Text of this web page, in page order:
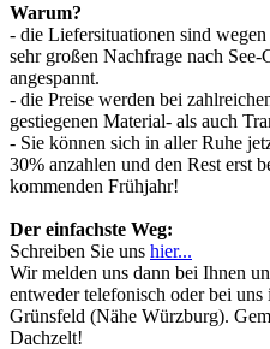
Warum?
- die Liefersituationen sind
sehr großen Nachfrage nach
angespannt.
- die Preise werden bei
gestiegenen Material- als auch
- Sie können sich in aller Ruhe
30% anzahlen und den Rest erst
kommenden Frühjahr!
Der einfachste Weg:
Schreiben Sie uns hier...
Wir melden uns dann bei Ihnen
entweder telefonisch oder bei
Grünsfeld (Nähe Würzburg).
Dachzelt!